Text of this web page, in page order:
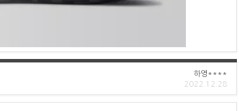
하영****
2022.12.28